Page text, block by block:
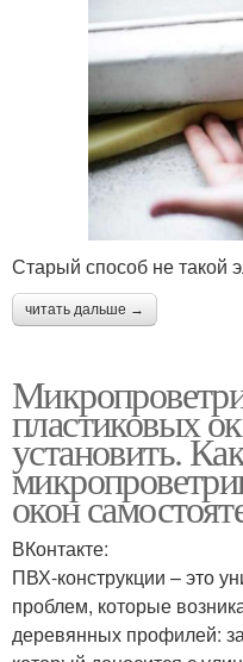
Старый способ не такой
читать дальше →
пластиковых
установить.
окон
ВКонтакте:
ПВХ-конструкции – это
проблем, которые
деревянных профилей: